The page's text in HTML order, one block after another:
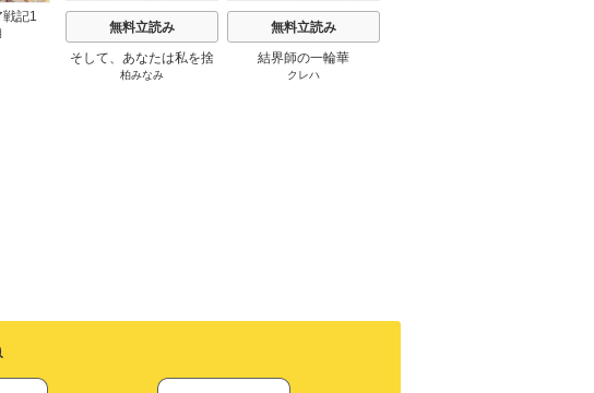
記1
無料立読み
そして、あなたは私を捨
てる
柏みなみ
無料立読み
結界師の一輪華
クレハ